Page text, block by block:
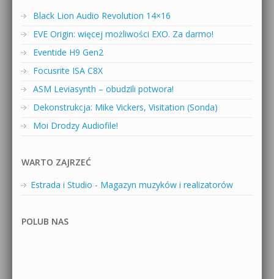
Black Lion Audio Revolution 14×16
EVE Origin: więcej możliwości EXO. Za darmo!
Eventide H9 Gen2
Focusrite ISA C8X
ASM Leviasynth – obudzili potwora!
Dekonstrukcja: Mike Vickers, Visitation (Sonda)
Moi Drodzy Audiofile!
WARTO ZAJRZEĆ
Estrada i Studio - Magazyn muzyków i realizatorów
POLUB NAS